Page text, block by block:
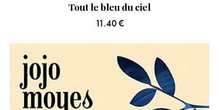
Tout le bleu du ciel
11.40 €